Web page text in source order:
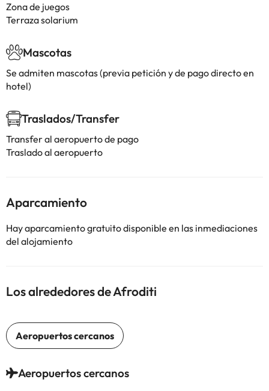
Zona de juegos
Terraza solarium
Mascotas
Se admiten mascotas (previa petición y de pago directo en
hotel)
Traslados/Transfer
Transfer al aeropuerto de pago
Traslado al aeropuerto
Aparcamiento
Hay aparcamiento gratuito disponible en las inmediaciones
del alojamiento
Los alrededores de Afroditi
Aeropuertos cercanos